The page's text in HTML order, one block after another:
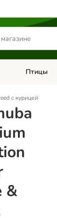
Откройте
Птицы
с курицей
&